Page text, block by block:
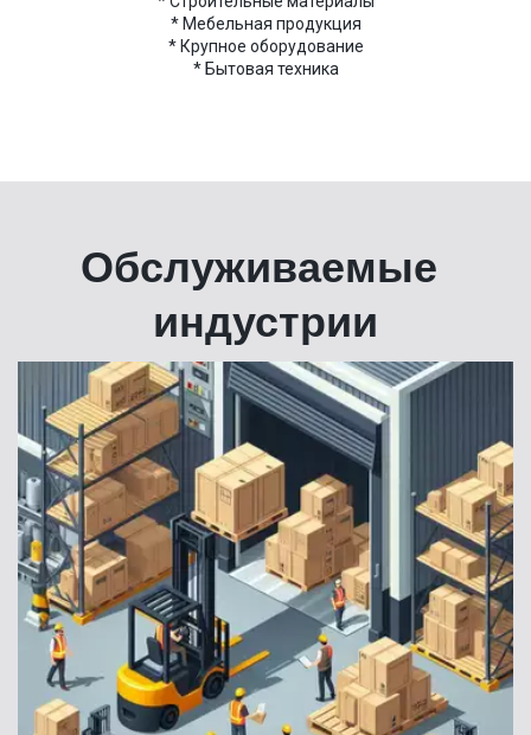
* Мебельная продукция
* Крупное оборудование
* Бытовая техника
Обслуживаемые
индустрии